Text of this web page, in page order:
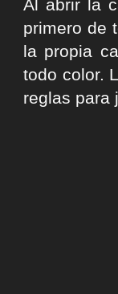
Al abrir la
primero de
la propia
todo color.
reglas para